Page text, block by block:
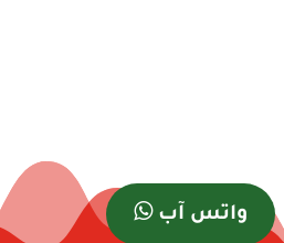
واتس آب